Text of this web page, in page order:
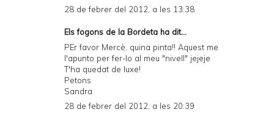
28 de febrer del 2012, a les 13:38
Els fogons de la Bordeta ha dit...
PEr favor Mercè, quina pinta!! Aquest me
l'apunto per fer-lo al meu "nivell" jejeje
T'ha quedat de luxe!
Petons
Sandra
28 de febrer del 2012, a les 20:39